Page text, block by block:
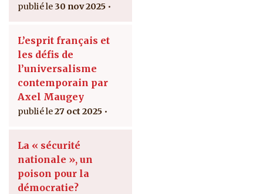
30 nov 2025
L’esprit français et
les défis de
l’universalisme
contemporain par
Axel Maugey
27 oct 2025
La « sécurité
nationale », un
poison pour la
démocratie?